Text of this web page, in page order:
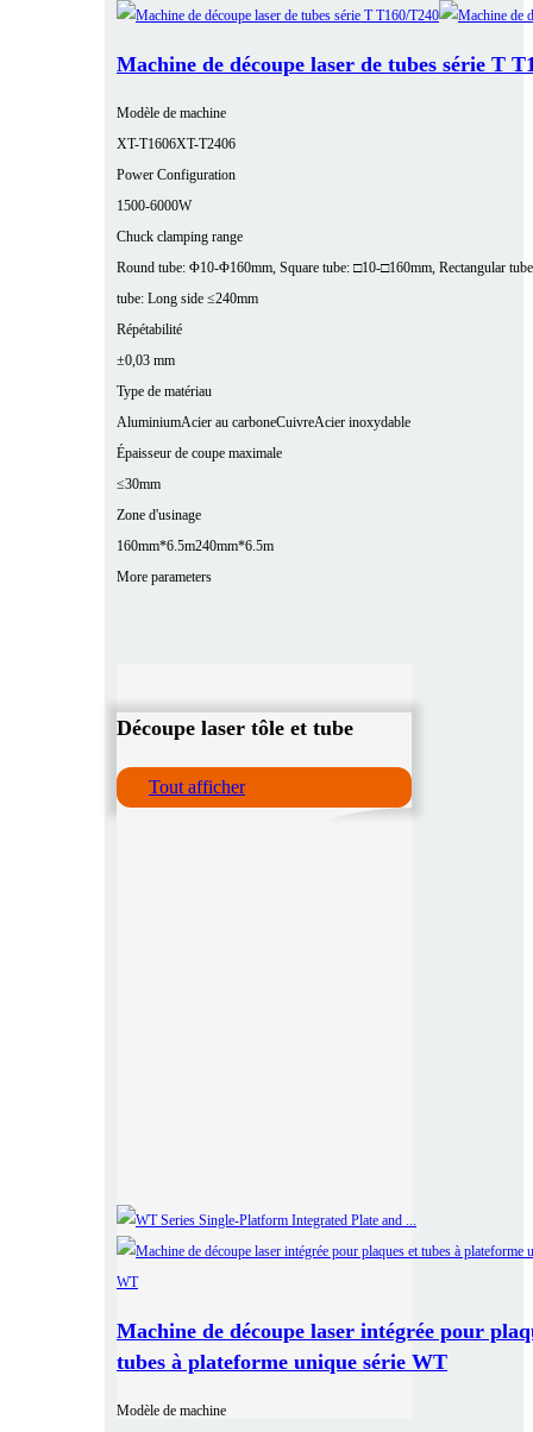
Machine de découpe laser de tubes série T
Modèle de machine
XT-T1606XT-T2406
Power Configuration
1500-6000W
Chuck clamping range
Round tube: Φ10-Φ160mm, Square tube: □10-□160mm, Rectangular
tube: Long side ≤240mm
Répétabilité
±0,03 mm
Type de matériau
AluminiumAcier au carboneCuivreAcier inoxydable
Épaisseur de coupe maximale
≤30mm
Zone d'usinage
160mm*6.5m240mm*6.5m
More parameters
Découpe laser tôle et tube
Tout afficher
Machine de découpe laser intégrée pour
tubes à plateforme unique série WT
Modèle de machine